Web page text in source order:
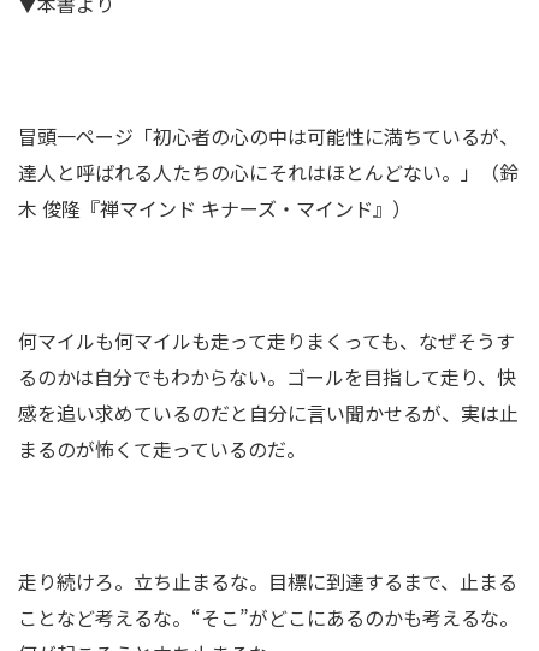
冒頭一ページ「初心者の心の中は可能性に満ちているが、
達人と呼ばれる人たちの心にそれはほとんどない。」（鈴
木 俊隆『禅マインド キナーズ・マインド』）
何マイルも何マイルも走って走りまくっても、なぜそうす
るのかは自分でもわからない。ゴールを目指して走り、快
感を追い求めているのだと自分に言い聞かせるが、実は止
まるのが怖くて走っているのだ。
走り続けろ。立ち止まるな。目標に到達するまで、止まる
ことなど考えるな。“そこ”がどこにあるのかも考えるな。